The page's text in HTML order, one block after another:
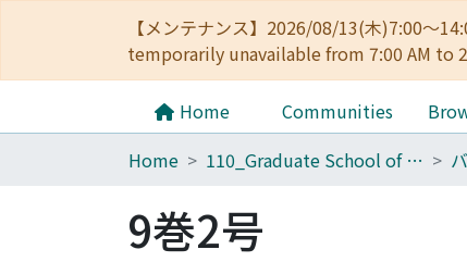
【メンテナンス】2026/08/13(木)7:00～
temporarily unavailable from 7:00 AM to
Home Communities
Home
110_Graduate School of Human and Environmental Studies
9巻2号